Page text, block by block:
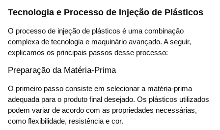
Tecnologia e Processo de Injeção de Plásticos
O processo de injeção de plásticos é uma combinação
complexa de tecnologia e maquinário avançado. A seguir,
explicamos os principais passos desse processo:
Preparação da Matéria-Prima
O primeiro passo consiste em selecionar a matéria-prima
adequada para o produto final desejado. Os plásticos utilizados
podem variar de acordo com as propriedades necessárias,
como flexibilidade, resistência e cor.